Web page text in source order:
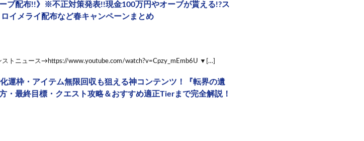
ブ配布!!》※不正対策発表!!現金100万円やオーブが貰える!?ス
イメライ配布など春キャンペーンまとめ
トニュース→https://www.youtube.com/watch?v=Cpzy_mEmb6U ▼[…]
運枠・アイテム無限回収も狙える神コンテンツ！『転界の遺
・最終目標・クエスト攻略＆おすすめ適正Tierまで完全解説！